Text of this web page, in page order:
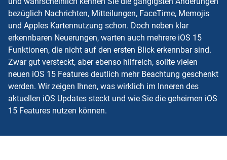
bezüglich Nachrichten, Mitteilungen, FaceTime, Memojis
und Apples Kartennutzung schon. Doch neben klar
erkennbaren Neuerungen, warten auch mehrere iOS 15
Funktionen, die nicht auf den ersten Blick erkennbar sind.
Zwar gut versteckt, aber ebenso hilfreich, sollte vielen
neuen iOS 15 Features deutlich mehr Beachtung geschenkt
werden. Wir zeigen Ihnen, was wirklich im Inneren des
aktuellen iOS Updates steckt und wie Sie die geheimen iOS
15 Features nutzen können.